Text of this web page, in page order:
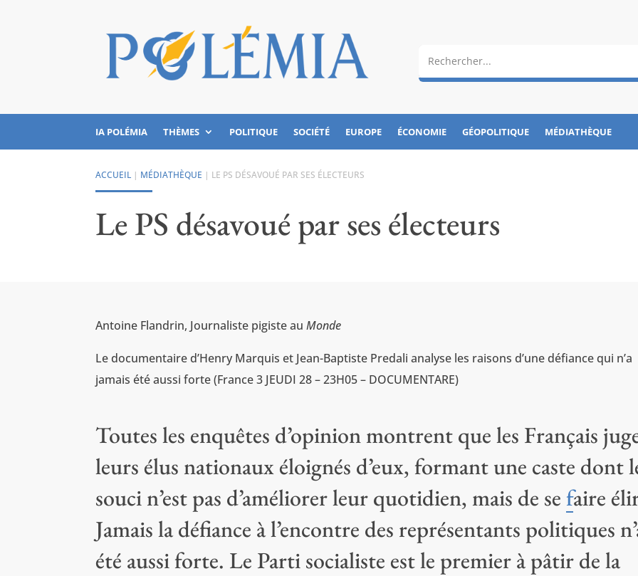
IA POLÉMIA THÈMES POLITIQUE SOCIÉTÉ EUROPE ÉCONOMIE GÉOPOLITIQUE MÉDIATHÈQUE
ACCUEIL | MÉDIATHÈQUE | LE PS DÉSAVOUÉ PAR SES ÉLECTEURS
Le PS désavoué par ses électeurs
Antoine Flandrin, Journaliste pigiste auMonde
Le documentaire d’Henry Marquis et Jean-Baptiste Predali analyse les raisons d’une défiance qui n’a
jamais été aussi forte (France 3 JEUDI 28 – 23H05 – DOCUMENTARE)
Toutes les enquêtes d’opinion montrent que les Français
leurs élus nationaux éloignés d’eux, formant une caste dont
souci n’est pas d’améliorer leur quotidien, mais de se faire
Jamais la défiance à l’encontre des représentants politiques
été aussi forte. Le Parti socialiste est le premier à pâtir de la